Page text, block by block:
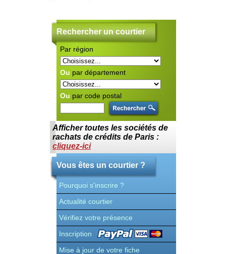
Rechercher un courtier
Par région
Ou par département
Ou par code postal
Afficher toutes les sociétés de
rachats de crédits de Paris :
cliquez-ici
Vous êtes un courtier ?
Pourquoi s'inscrire ?
Actualité courtier
Vérifiez votre présence
Inscription
Mise à jour de votre fiche